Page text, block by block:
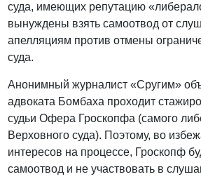
суда, имеющих репутацию
вынуждены взять самоотвод от
апелляциям против отмены
суда.
Анонимный журналист «Сругим»
адвоката Бомбаха проходит
судьи Офера Гроскопфа (самого
Верховного суда). Поэтому, во
интересов на процессе, Гроскопф
самоотвод и не участвовать в